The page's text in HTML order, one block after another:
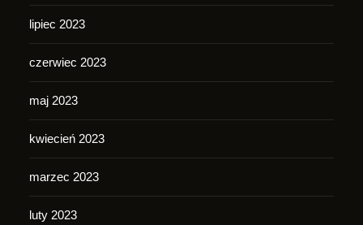
lipiec 2023
czerwiec 2023
maj 2023
kwiecień 2023
marzec 2023
luty 2023